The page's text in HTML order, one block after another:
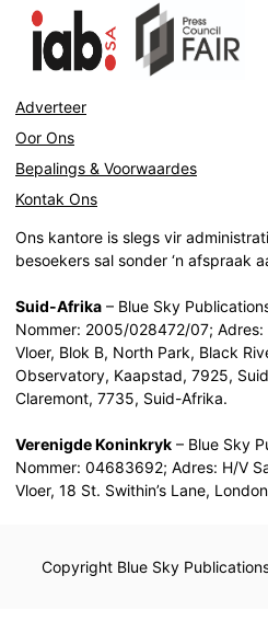
Adverteer
Oor Ons
Bepalings & Voorwaardes
Kontak Ons
Ons kantore is slegs vir
besoekers sal sonder ‘n afspraak
Suid-Afrika – Blue Sky
Nommer: 2005/028472/07; Adres:
Vloer, Blok B, North Park, Black
Observatory, Kaapstad, 7925,
Claremont, 7735, Suid-Afrika.
Verenigde Koninkryk – Blue Sky
Nommer: 04683692; Adres: H/V
Vloer, 18 St. Swithin’s Lane,
Copyright Blue Sky